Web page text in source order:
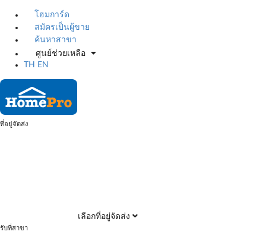
โฮมการ์ด
สมัครเป็นผู้ขาย
ค้นหาสาขา
ศูนย์ช่วยเหลือ
TH
EN
ที่อยู่จัดส่ง
เลือกที่อยู่จัดส่ง
รับที่สาขา